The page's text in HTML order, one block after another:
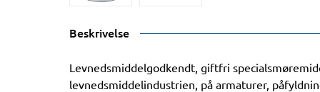
Beskrivelse
Levnedsmiddelgodkendt, giftfri
levnedsmiddelindustrien, på armaturer,